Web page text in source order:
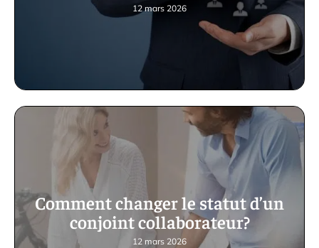
12 mars 2026
Comment changer le statut d’un
conjoint collaborateur?
12 mars 2026